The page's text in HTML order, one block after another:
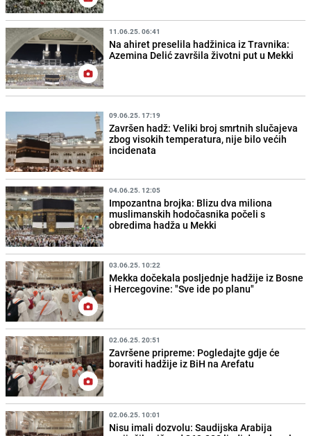
11.06.25. 06:41
Na ahiret preselila hadžinica iz Travnika:
Azemina Delić završila životni put u Mekki
09.06.25. 17:19
Završen hadž: Veliki broj smrtnih slučajeva
zbog visokih temperatura, nije bilo većih
incidenata
04.06.25. 12:05
Impozantna brojka: Blizu dva miliona
muslimanskih hodočasnika počeli s
obredima hadža u Mekki
03.06.25. 10:22
Mekka dočekala posljednje hadžije iz Bosne
i Hercegovine: "Sve ide po planu"
02.06.25. 20:51
Završene pripreme: Pogledajte gdje će
boraviti hadžije iz BiH na Arefatu
02.06.25. 10:01
Nisu imali dozvolu: Saudijska Arabija